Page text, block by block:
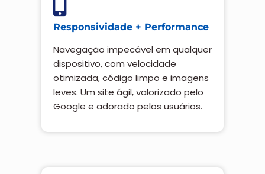
Responsividade + Performance
Navegação impecável em qualquer
dispositivo, com velocidade
otimizada, código limpo e imagens
leves. Um site ágil, valorizado pelo
Google e adorado pelos usuários.